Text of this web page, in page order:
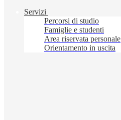
Servizi
Percorsi di studio
Famiglie e studenti
Area riservata personale
Orientamento in uscita